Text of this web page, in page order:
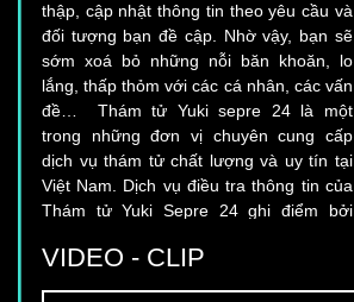
đối tượng bạn đề cập. Nhờ vậy, bạn sẽ
sớm xoá bỏ những nỗi băn khoăn, lo
lắng, thấp thỏm với các cá nhân, các vấn
đề… Thám tử Yuki sepre 24 là một
trong những đơn vị chuyên cung cấp
dịch vụ thám tử chất lượng và uy tín tại
Việt Nam. Dịch vụ điều tra thông tin của
Thám tử Yuki Sepre 24 ghi điểm bởi
những đặc điểm nổi trội sau đây:
VIDEO - CLIP